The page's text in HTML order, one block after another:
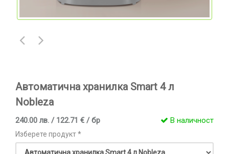
Автоматична хранилка Smart 4 л
Nobleza
240.00 лв. / 122.71 € / бр В наличност
Изберете продукт *